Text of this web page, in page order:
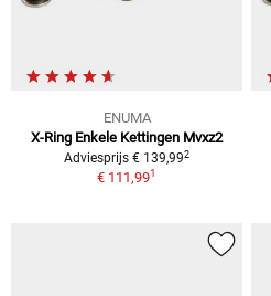
ENUMA
X-Ring Enkele Kettingen Mvxz2
Adviesprijs € 139,992
€ 111,991